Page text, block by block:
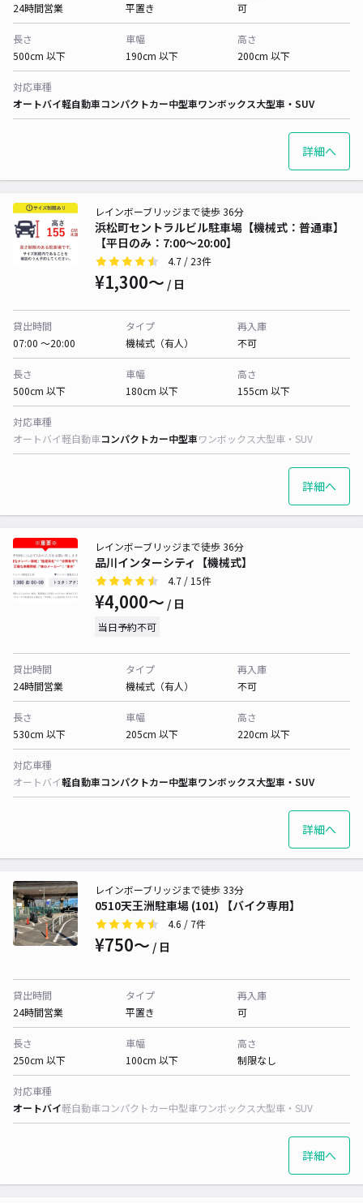
24時間営業
平置き
可
長さ
500cm 以下
車幅
190cm 以下
高さ
200cm 以下
対応車種
オートバイ軽自動車コンパクトカー中型車ワンボックス大型車・SUV
詳細へ
浜松町セントラルビル駐車場【機械式：普通車】
【平日のみ：7:00～20:00】
レインボーブリッジまで徒歩 36分
4.7 / 23件
¥1,300〜 / 日
貸出時間
07:00 〜20:00
タイプ
機械式（有人）
再入庫
不可
長さ
500cm 以下
車幅
180cm 以下
高さ
155cm 以下
対応車種
オートバイ軽自動車コンパクトカー中型車ワンボックス大型車・SUV
詳細へ
品川インターシティ【機械式】
レインボーブリッジまで徒歩 36分
4.7 / 15件
¥4,000〜 / 日
当日予約不可
貸出時間
24時間営業
タイプ
機械式（有人）
再入庫
不可
長さ
530cm 以下
車幅
205cm 以下
高さ
220cm 以下
対応車種
オートバイ軽自動車コンパクトカー中型車ワンボックス大型車・SUV
詳細へ
0510天王洲駐車場 (101) 【バイク専用】
レインボーブリッジまで徒歩 33分
4.6 / 7件
¥750〜 / 日
貸出時間
24時間営業
タイプ
平置き
再入庫
可
長さ
250cm 以下
車幅
100cm 以下
高さ
制限なし
対応車種
オートバイ軽自動車コンパクトカー中型車ワンボックス大型車・SUV
詳細へ